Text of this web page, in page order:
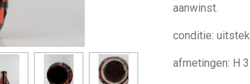
aanwinst.
conditie:
afmetingen: H